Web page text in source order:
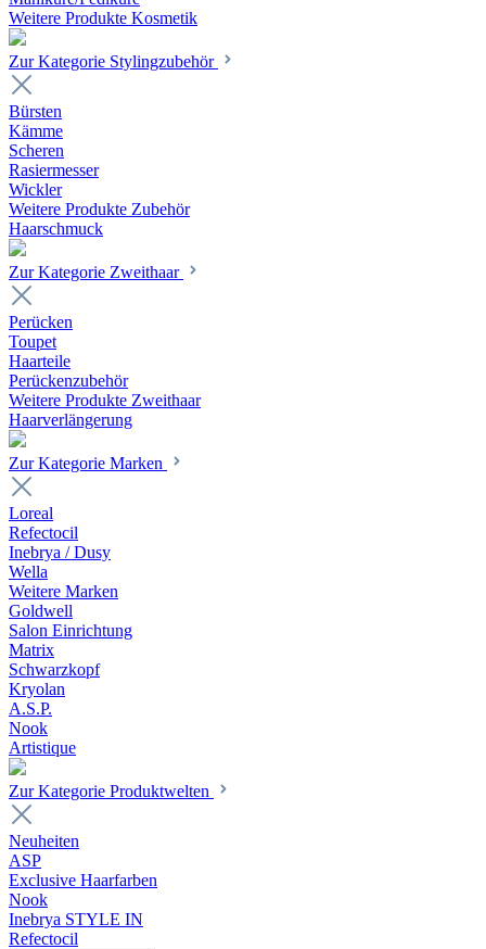
Weitere Produkte Kosmetik
Zur Kategorie Stylingzubehör
Bürsten
Kämme
Scheren
Rasiermesser
Wickler
Weitere Produkte Zubehör
Haarschmuck
Zur Kategorie Zweithaar
Perücken
Toupet
Haarteile
Perückenzubehör
Weitere Produkte Zweithaar
Haarverlängerung
Zur Kategorie Marken
Loreal
Refectocil
Inebrya / Dusy
Wella
Weitere Marken
Goldwell
Salon Einrichtung
Matrix
Schwarzkopf
Kryolan
A.S.P.
Nook
Artistique
Zur Kategorie Produktwelten
Neuheiten
ASP
Exclusive Haarfarben
Nook
Inebrya STYLE IN
Refectocil